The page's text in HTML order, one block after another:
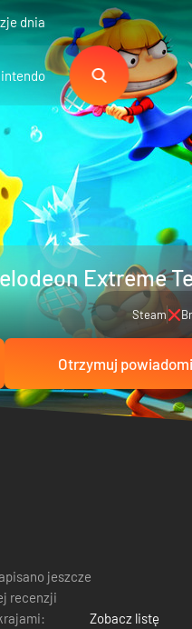
dnia
Extreme
Steam
Otrzymuj
jeszcze
recenzji
Zobacz listę